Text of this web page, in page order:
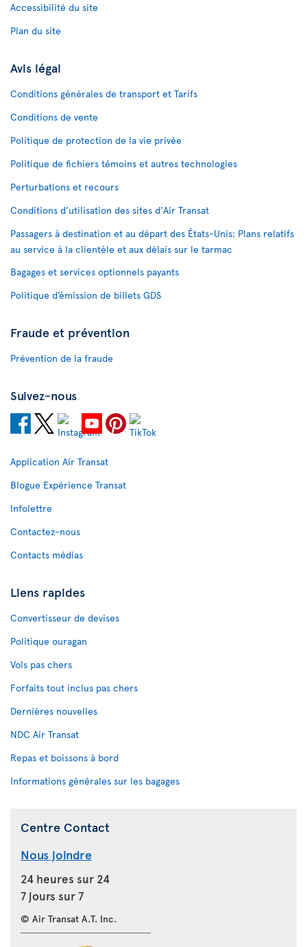
Accessibilité du site
Plan du site
Avis légal
Conditions générales de transport et Tarifs
Conditions de vente
Politique de protection de la vie privée
Politique de fichiers témoins et autres technologies
Perturbations et recours
Conditions d’utilisation des sites d'Air Transat
Passagers à destination et au départ des États-Unis: Plans relatifs
au service à la clientèle et aux délais sur le tarmac
Bagages et services optionnels payants
Politique d’émission de billets GDS
Fraude et prévention
Prévention de la fraude
Suivez-nous
Application Air Transat
Blogue Expérience Transat
Infolettre
Contactez-nous
Contacts médias
Liens rapides
Convertisseur de devises
Politique ouragan
Vols pas chers
Forfaits tout inclus pas chers
Dernières nouvelles
NDC Air Transat
Repas et boissons à bord
Informations générales sur les bagages
Centre Contact
Nous joindre
24 heures sur 24
7 jours sur 7
© Air Transat A.T. Inc.